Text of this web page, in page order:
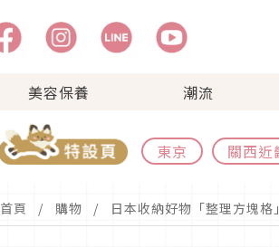
美容保養 潮流
東京 關西近
首頁 購物 日本收納好物「整理方塊